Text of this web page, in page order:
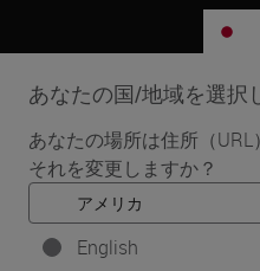
あなたの国/地域を選択
あなたの場所は住所（
それを変更しますか？
English
ホーム • Knowledge Pathway •